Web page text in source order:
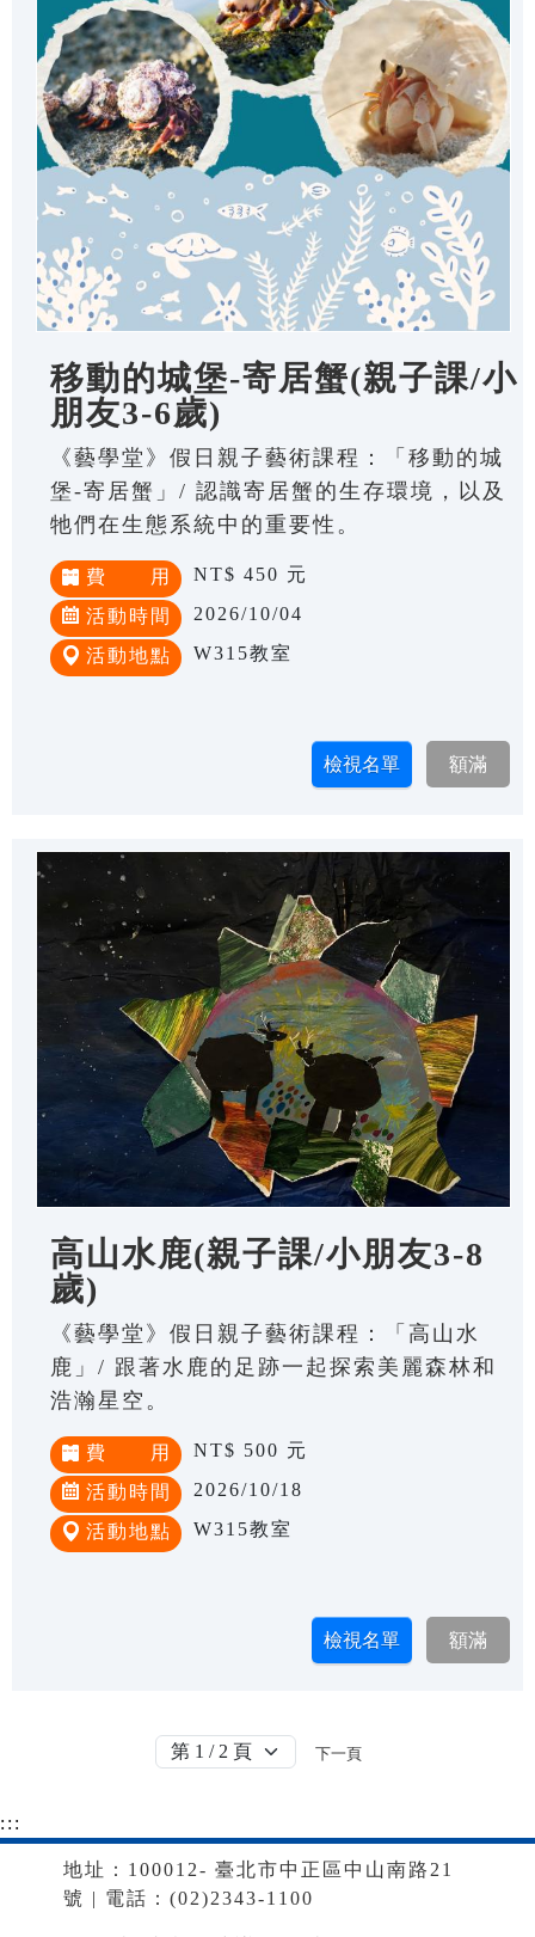
移動的城堡-寄居蟹(親子課/小
朋友3-6歲)
《藝學堂》假日親子藝術課程：「移動的城
堡-寄居蟹」/ 認識寄居蟹的生存環境，以及
牠們在生態系統中的重要性。
費 用 NT$ 450 元
活動時間 2026/10/04
活動地點 W315教室
高山水鹿(親子課/小朋友3-8
歲)
《藝學堂》假日親子藝術課程：「高山水
鹿」/ 跟著水鹿的足跡一起探索美麗森林和
浩瀚星空。
費 用 NT$ 500 元
活動時間 2026/10/18
活動地點 W315教室
下一頁
:::
地址：100012- 臺北市中正區中山南路21
號 | 電話：(02)2343-1100